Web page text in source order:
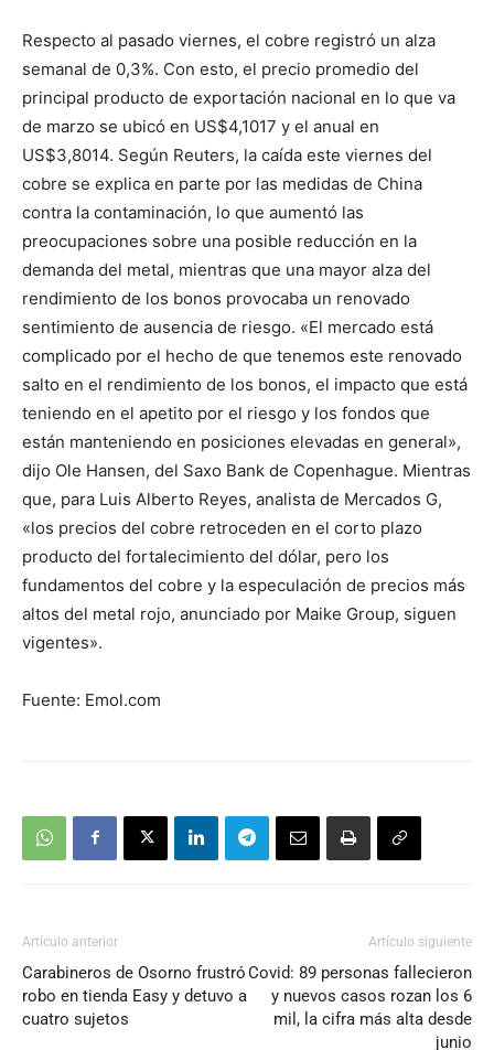
Respecto al pasado viernes, el cobre registró un alza
semanal de 0,3%. Con esto, el precio promedio del
principal producto de exportación nacional en lo que va
de marzo se ubicó en US$4,1017 y el anual en
US$3,8014. Según Reuters, la caída este viernes del
cobre se explica en parte por las medidas de China
contra la contaminación, lo que aumentó las
preocupaciones sobre una posible reducción en la
demanda del metal, mientras que una mayor alza del
rendimiento de los bonos provocaba un renovado
sentimiento de ausencia de riesgo. «El mercado está
complicado por el hecho de que tenemos este renovado
salto en el rendimiento de los bonos, el impacto que está
teniendo en el apetito por el riesgo y los fondos que
están manteniendo en posiciones elevadas en general»,
dijo Ole Hansen, del Saxo Bank de Copenhague. Mientras
que, para Luis Alberto Reyes, analista de Mercados G,
«los precios del cobre retroceden en el corto plazo
producto del fortalecimiento del dólar, pero los
fundamentos del cobre y la especulación de precios más
altos del metal rojo, anunciado por Maike Group, siguen
vigentes».
Fuente: Emol.com
Artículo anterior
Carabineros de Osorno frustró
robo en tienda Easy y detuvo a
cuatro sujetos
Artículo siguiente
Covid: 89 personas fallecieron
y nuevos casos rozan los 6
mil, la cifra más alta desde
junio